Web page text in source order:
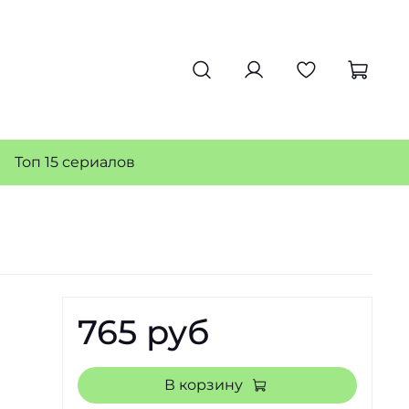
Топ 15 сериалов
765 руб
В корзину